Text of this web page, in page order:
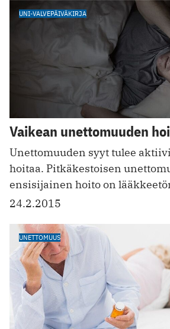
UNI-VALVEPÄIVÄKIRJA
Vaikean unettomuuden
Unettomuuden syyt tulee
hoitaa. Pitkäkestoisen
ensisijainen hoito on
24.2.2015
UNETTOMUUS